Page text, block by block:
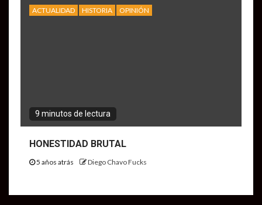
ACTUALIDAD HISTORIA OPINIÓN
9 minutos de lectura
HONESTIDAD BRUTAL
5 años atrás Diego Chavo Fucks